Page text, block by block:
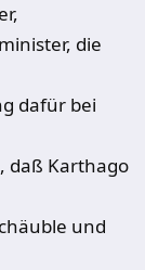
die
dafür bei
daß Karthago
und